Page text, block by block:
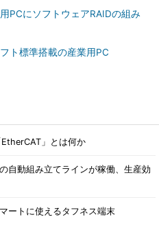
PCにソフトウェアRAIDの組み
ト標準搭載の産業用PC
」とは何か
自動組み立てラインが稼働、生産効
ートに使えるタフネス端末